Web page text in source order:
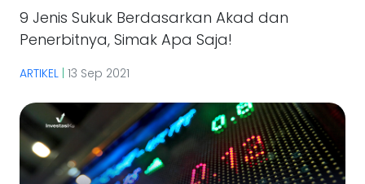
9 Jenis Sukuk Berdasarkan Akad dan
Penerbitnya, Simak Apa Saja!
ARTIKEL 13 Sep 2021